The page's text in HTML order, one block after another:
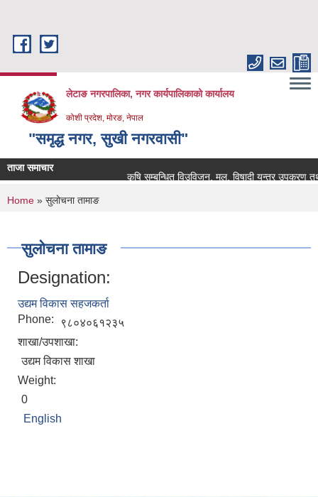
लेटाङ नगरपालिका, नगर कार्यपालिकाको कार्यालय
कोशी प्रदेश, मोरङ, नेपाल
"समृद्ध नगर, सुखी नगरवासी"
ताजा समाचार
कृषि सम्बन्धित विउविजन, मल, विषादी यन्त्र उपकरण तथा
You are here
Home » सुलोचना तामाङ
सुलोचना तामाङ
Designation:
उद्यम विकास सहजकर्ता
Phone:
९८०४०६१२३५
शाखा/उपशाखा:
उद्यम विकास शाखा
Weight:
0
English